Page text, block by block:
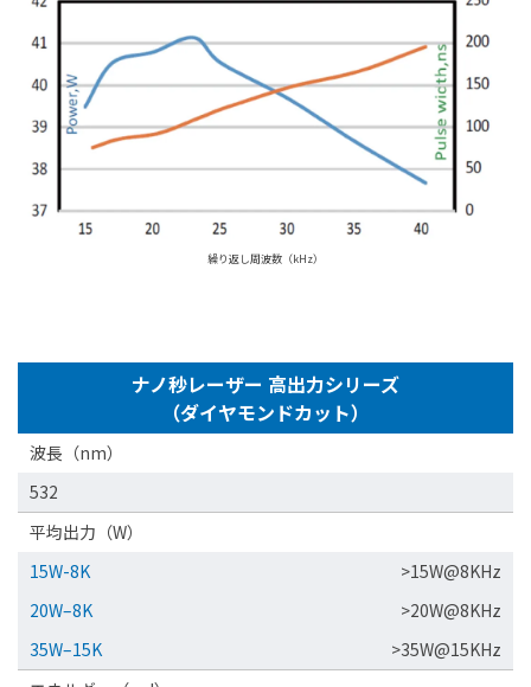
繰り返し周波数（kHz）
ナノ秒レーザー 高出力シリーズ
（ダイヤモンドカット）
波長（nm）
532
平均出力（W）
15W-8K
>15W@8KHz
20W–8K
>20W@8KHz
35W–15K
>35W@15KHz